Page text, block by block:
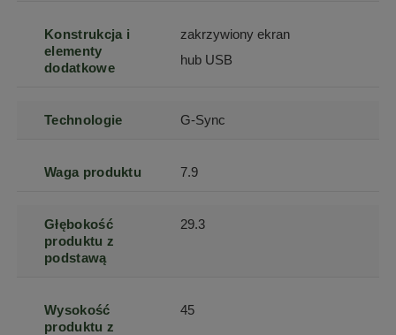
Konstrukcja i
elementy
dodatkowe
zakrzywiony ekran
hub USB
Technologie G-Sync
Waga produktu 7.9
Głębokość
produktu z
podstawą
29.3
Wysokość
produktu z
45